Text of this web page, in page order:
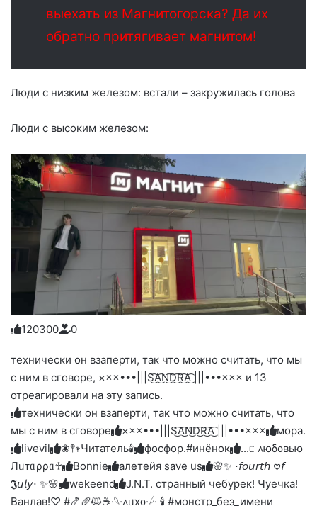
выехать из Магнитогорска? Да их
обратно притягивает магнитом!
Люди с низким железом: встали – закружилась голова
Люди с высоким железом:
Голосуйте
вверх.
12
Нажмите
реакцию:
0
Нажмите
реакцию:
до
слез
3
Нажмите
реакцию:
0
Нажмите
реакцию:
0
Нажмите
благодарю
0
технически он взаперти, так что можно считать, что мы
с ним в сговоре, ×××•••|||S͜͡A͜͡N͜͡D͜͡R͜͡A͜͡ |||•••××× и 13
отреагировали на эту запись.
технически он взаперти, так что можно считать, что
мы с ним в сговоре
×××•••|||S͜͡A͜͡N͜͡D͜͡R͜͡A͜͡ |||•••×××
мора.
livevil
❀𖤣𖥧Читатель🕯️ фосфор.#инёнок
...ᥴ ᧘юδ᧐ʙью
Лᥙᴛᥲρρᥲ♱
Bonnie алетейя save us
🌸✨ ⋅𝘧𝘰𝘶𝘳𝘵𝘩 𖹭𝘧
𝕵𝘶𝘭𝘺⋅ ✨🌸
wekeend
J.N.T. странный чебурек! Чуечка!
Ванлав!♡ #🍤🥖😺☕·𓆩·᧘ᥙх᧐·𓆪· 🕯 #монстр_без_имени